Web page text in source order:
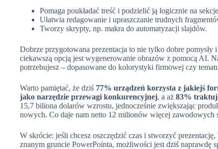
Pomaga poukładać treść i podzielić ją logicznie na
Ułatwia redagowanie i upraszczanie trudnych
Tworzy skrypty, np. makra do automatyzacji slajdów.
Dobrze przygotowana prezentacja to nie tylko dobre
ciekawszą opcją jest wygenerowanie obrazów z pomocą AI.
potrzebujesz – dopasowane do kolorystyki firmowej czy
Warto pamiętać, że dziś 77% urządzeń korzysta z jakiejś
jako narzędzie przewagi konkurencyjnej, a aż 83%
15,7 biliona dolarów wzrostu, jednocześnie zwiększając
nowych. Co daje nam netto 12 milionów więcej zawodowych
W skrócie: jeśli chcesz oszczędzić czas i stworzyć
znanym gruncie PowerPointa, możliwości jest dziś naprawdę